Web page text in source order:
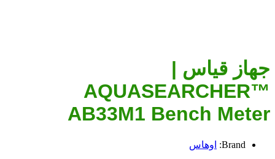
جهاز قياس |
AQUASEARCHER™
AB33M1 Bench Meter
Brand:
اوهاس